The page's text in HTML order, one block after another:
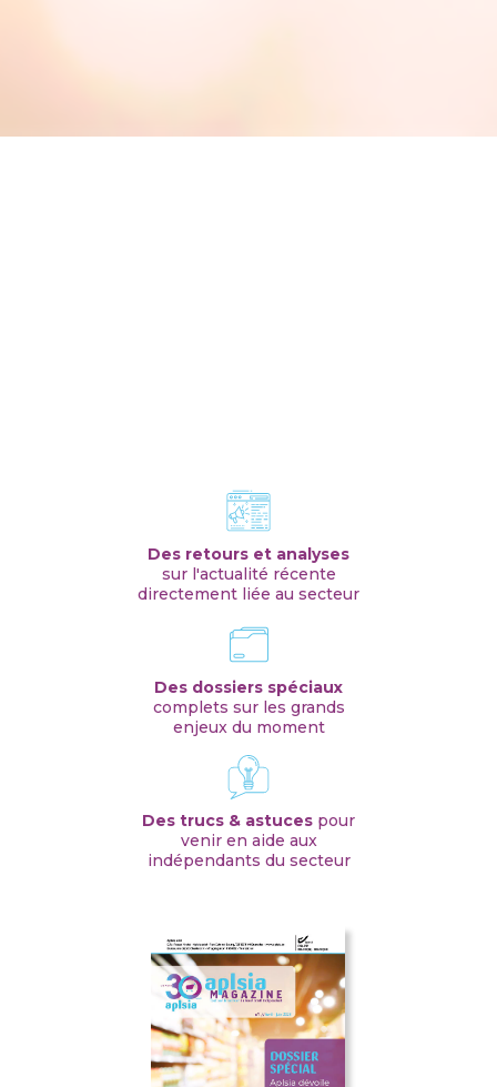
Des retours et analyses
sur l'actualité récente
directement liée au secteur
Des dossiers spéciaux
complets sur les grands
enjeux du moment
Des trucs & astuces pour
venir en aide aux
indépendants du secteur